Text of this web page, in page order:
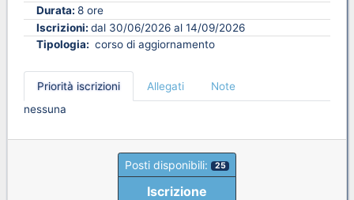
Durata: 8 ore
Iscrizioni: dal 30/06/2026 al 14/09/2026
Tipologia: corso di aggiornamento
Priorità iscrizioni Allegati
Note
nessuna
Posti disponibili: 25
Iscrizione